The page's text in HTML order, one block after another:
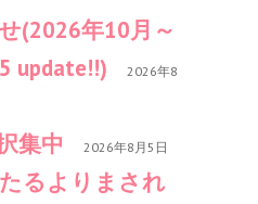
(2026年10月～
update!!)
2026年8
集中 2026年8月5日
るよりまされ